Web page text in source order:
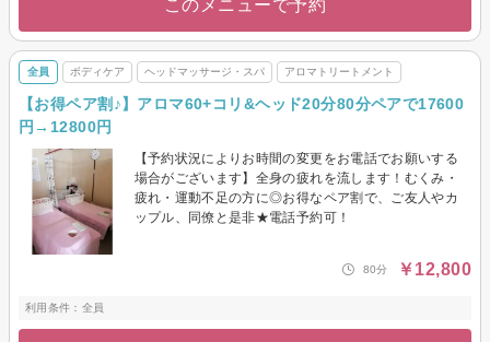
このメニューで予約
全員 ボディケア ヘッドマッサージ・スパ アロマトリートメント
【お得ペア割♪】アロマ60+コリ&ヘッド20分80分ペアで17600
円→12800円
【予約状況によりお時間の変更をお電話でお願いする
場合がございます】全身の疲れを流します！むくみ・
疲れ・運動不足の方に◎お得なペア割で、ご友人やカ
ップル、同僚と是非★電話予約可！
80分 ￥12,800
利用条件：全員